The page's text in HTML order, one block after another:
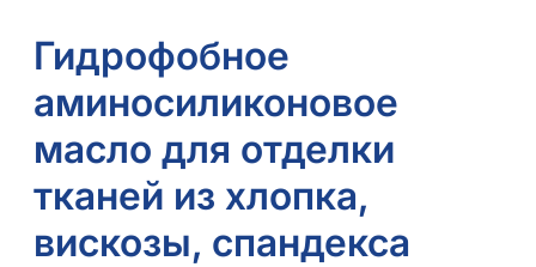
Гидрофобное
аминосиликоновое
масло для отделки
тканей из хлопка,
вискозы, спандекса